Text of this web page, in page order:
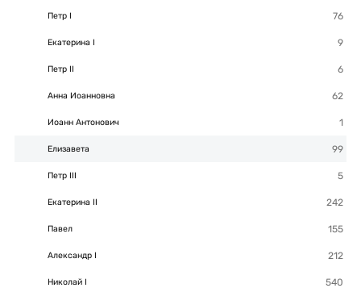
Петр I
Екатерина I
Петр II
Анна Иоанновна
Иоанн Антонович
Елизавета
Петр III
Екатерина II
Павел
Александр I
Николай I